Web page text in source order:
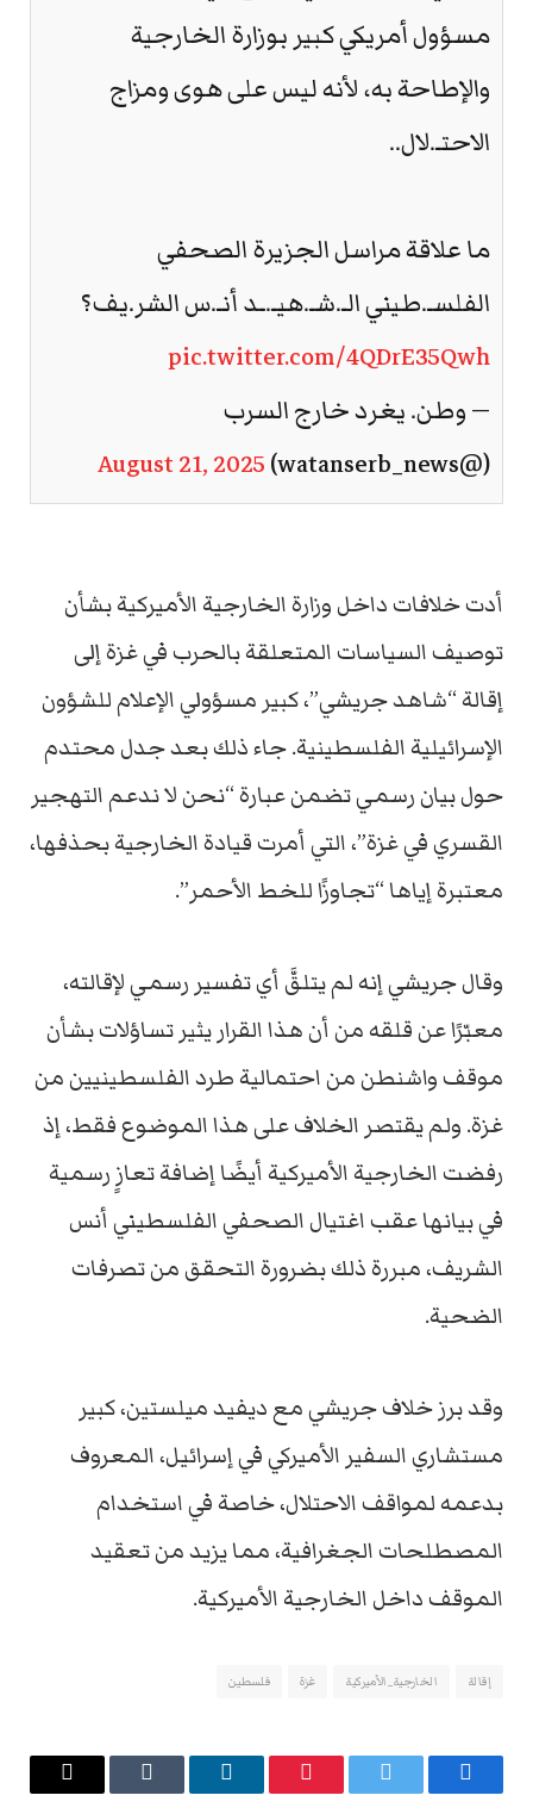
مسؤول أمريكي كبير بوزارة الخارجية
والإطاحة به، لأنه ليس على هوى ومزاج
الاحتـ.لال..
ما علاقة مراسل الجزيرة الصحفي
الفلسـ.طيني الـ.شـ.هيـ.ـد أنـ.س الشر.يف؟
pic.twitter.com/4QDrE35Qwh
— وطن. يغرد خارج السرب
(@watanserb_news)
August 21, 2025
أدت خلافات داخل وزارة الخارجية الأميركية بشأن
توصيف السياسات المتعلقة بالحرب في غزة إلى
إقالة “شاهد جريشي”، كبير مسؤولي الإعلام للشؤون
الإسرائيلية الفلسطينية. جاء ذلك بعد جدل محتدم
حول بيان رسمي تضمن عبارة “نحن لا ندعم التهجير
القسري في غزة”، التي أمرت قيادة الخارجية بحذفها،
معتبرة إياها “تجاوزًا للخط الأحمر”.
وقال جريشي إنه لم يتلقَّ أي تفسير رسمي لإقالته،
معبّرًا عن قلقه من أن هذا القرار يثير تساؤلات بشأن
موقف واشنطن من احتمالية طرد الفلسطينيين من
غزة. ولم يقتصر الخلاف على هذا الموضوع فقط، إذ
رفضت الخارجية الأميركية أيضًا إضافة تعازٍ رسمية
في بيانها عقب اغتيال الصحفي الفلسطيني أنس
الشريف، مبررة ذلك بضرورة التحقق من تصرفات
الضحية.
وقد برز خلاف جريشي مع ديفيد ميلستين، كبير
مستشاري السفير الأميركي في إسرائيل، المعروف
بدعمه لمواقف الاحتلال، خاصة في استخدام
المصطلحات الجغرافية، مما يزيد من تعقيد
الموقف داخل الخارجية الأميركية.
إقالة الخارجية_الأميركية غزة فلسطين
فيسبوك تويتر بينتيريستلينكدإن Tumblr البريد